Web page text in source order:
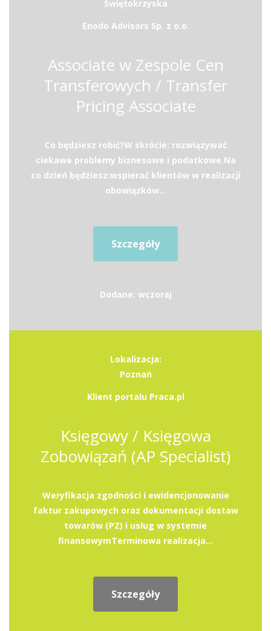
Świętokrzyska
Enodo Advisors Sp. z o.o.
Associate w Zespole Cen
Transferowych / Transfer
Pricing Associate
Co będziesz robić?W skrócie: rozwiązywać
ciekawe problemy biznesowe i podatkowe.Na
co dzień będziesz:wspierać klientów w realizacji
obowiązków...
Szczegóły
Dodane: wczoraj
Lokalizacja:
Poznań
Klient portalu Praca.pl
Księgowy / Księgowa
Zobowiązań (AP Specialist)
Weryfikacja zgodności i ewidencjonowanie
faktur zakupowych oraz dokumentacji dostaw
towarów (PZ) i usług w systemie
finansowymTerminowa realizacja...
Szczegóły